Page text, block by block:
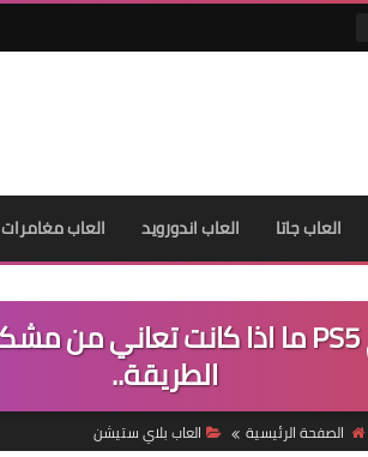
العاب جاتا العاب اندورويد العاب مغامرات
الطريقة..
الصفحة الرئيسية العاب بلاي ستيشن